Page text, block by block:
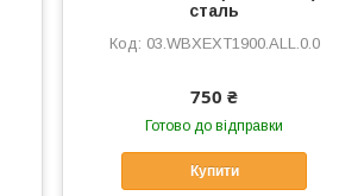
сталь
03.WBXEXT1900.ALL.0.0
750 ₴
Готово до відправки
Купити